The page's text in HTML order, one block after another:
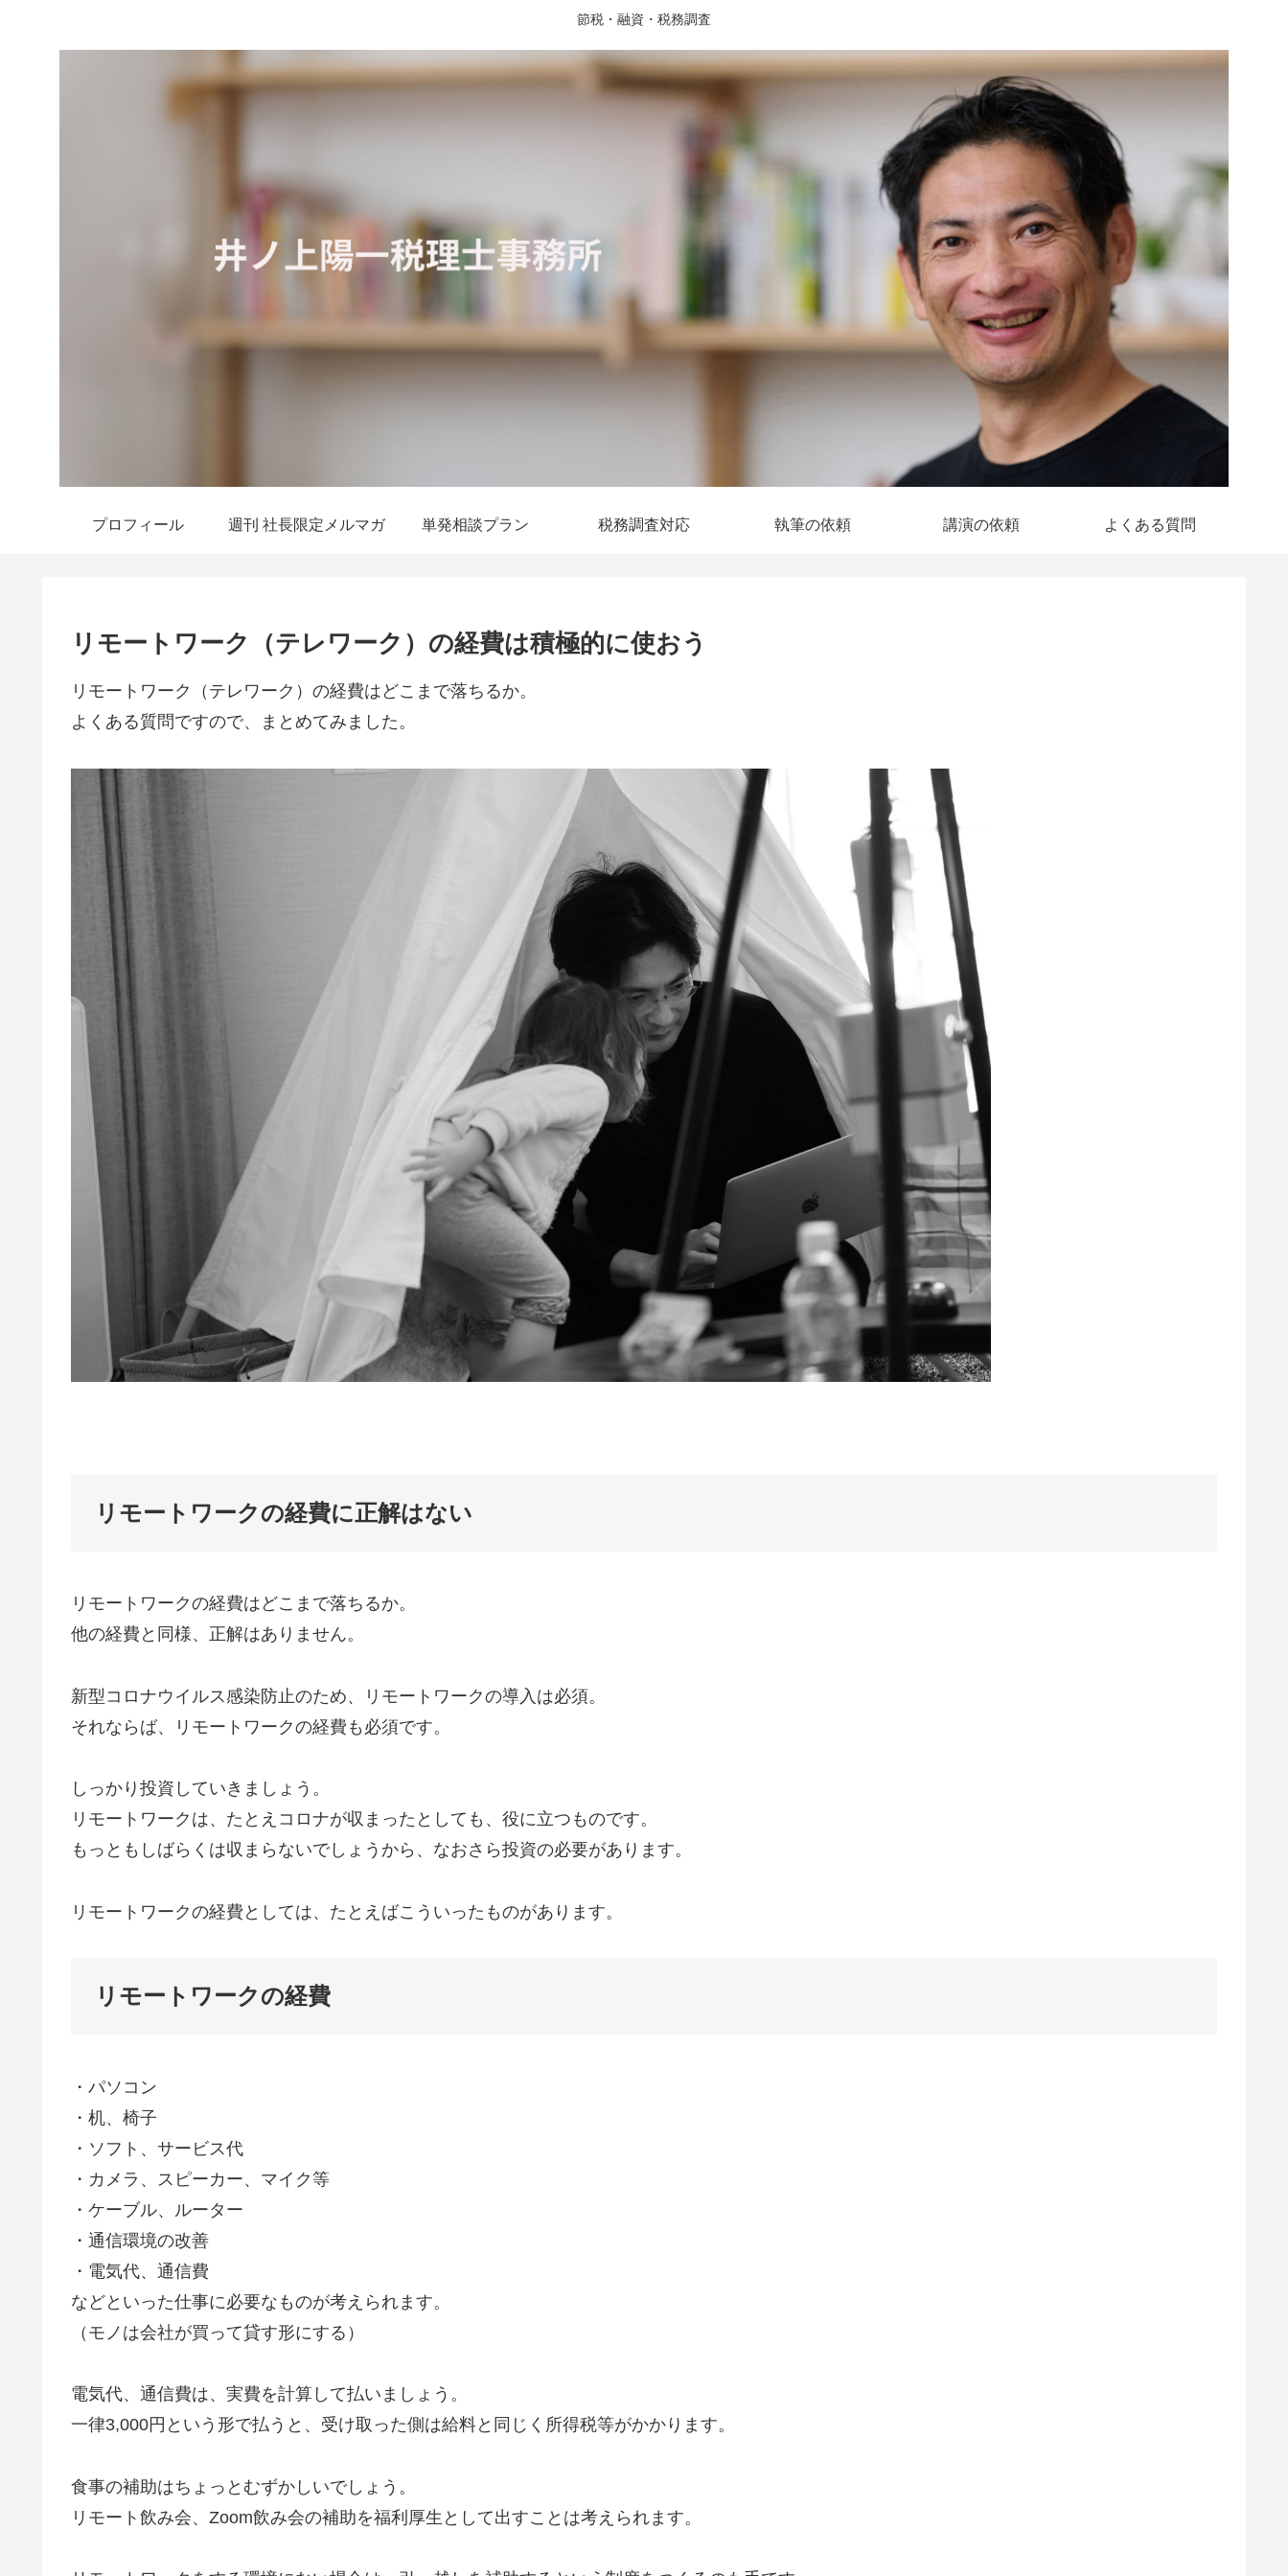
節税・融資・税務調査
プロフィール 週刊 社長限定メルマガ 単発相談プラン 税務調査対応 執筆の依頼 講演の依頼 よくある質問
リモートワーク（テレワーク）の経費は積極的に使おう
リモートワーク（テレワーク）の経費はどこまで落ちるか。
よくある質問ですので、まとめてみました。
リモートワークの経費に正解はない
リモートワークの経費はどこまで落ちるか。
他の経費と同様、正解はありません。
新型コロナウイルス感染防止のため、リモートワークの導入は必須。
それならば、リモートワークの経費も必須です。
しっかり投資していきましょう。
リモートワークは、たとえコロナが収まったとしても、役に立つものです。
もっともしばらくは収まらないでしょうから、なおさら投資の必要があります。
リモートワークの経費としては、たとえばこういったものがあります。
リモートワークの経費
・パソコン
・机、椅子
・ソフト、サービス代
・カメラ、スピーカー、マイク等
・ケーブル、ルーター
・通信環境の改善
・電気代、通信費
などといった仕事に必要なものが考えられます。
（モノは会社が買って貸す形にする）
電気代、通信費は、実費を計算して払いましょう。
一律3,000円という形で払うと、受け取った側は給料と同じく所得税等がかかります。
食事の補助はちょっとむずかしいでしょう。
リモート飲み会、Zoom飲み会の補助を福利厚生として出すことは考えられます。